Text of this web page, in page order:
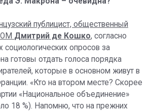
публицист, общественный
Дмитрий де Кошко, согласно
социологических опросов за
готовы отдать голоса порядка
которые в основном живут в
«Кто на втором месте? Скорее
«Национальное объединение»
18 %). Напомню, что на прежних